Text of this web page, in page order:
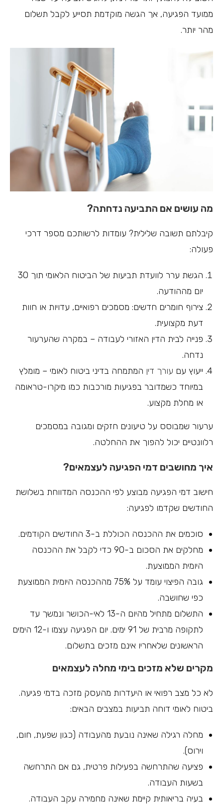
ממועד הפגיעה, אך הגשה מוקדמת תסייע לקבל תשלום
מהר יותר.
מה עושים אם התביעה נדחתה?
קיבלתם תשובה שלילית? עומדות לרשותכם מספר דרכי
פעולה:
הגשת ערר לוועדת תביעות של הביטוח הלאומי תוך 30
יום מההודעה.
צירוף חומרים חדשים: מסמכים רפואיים, עדויות או חוות
דעת מקצועית.
פנייה לבית הדין האזורי לעבודה – במקרה שהערעור
נדחה.
ייעוץ עם עורך דין המתמחה בדיני ביטוח לאומי – מומלץ
במיוחד כשמדובר בפגיעות מורכבות כמו מיקרו-טראומה
או מחלת מקצוע.
ערעור שמבוסס על טיעונים חזקים ומגובה במסמכים
רלוונטיים יכול להפוך את ההחלטה.
איך מחושבים דמי הפגיעה לעצמאים?
חישוב דמי הפגיעה מבוצע לפי ההכנסה המדווחת בשלושת
החודשים שקדמו לפגיעה:
סוכמים את ההכנסה הכוללת ב-3 החודשים הקודמים.
מחלקים את הסכום ב-90 כדי לקבל את ההכנסה
היומית הממוצעת.
גובה הפיצוי עומד על 75% מההכנסה היומית הממוצעת
כפי שחושבה.
התשלום מתחיל מהיום ה-13 לאי-הכושר ונמשך עד
לתקופה מרבית של 91 ימים. יום הפגיעה עצמו ו-12 הימים
הראשונים שלאחריו אינם מזכים בתשלום.
מקרים שלא מזכים בימי מחלה לעצמאים
לא כל מצב רפואי או היעדרות מהעסק מזכה בדמי פגיעה.
ביטוח לאומי דוחה תביעות במצבים הבאים:
מחלה רגילה שאינה נובעת מהעבודה (כגון שפעת, חום,
וירוס).
פציעה שהתרחשה בפעילות פרטית, גם אם התרחשה
בשעות העבודה.
בעיה בריאותית קיימת שאינה מחמירה עקב העבודה.